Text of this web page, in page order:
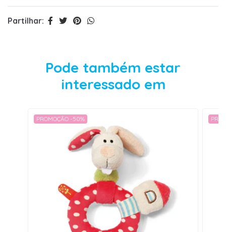
Partilhar:
Pode também estar
interessado em
PROMOÇÃO -50%